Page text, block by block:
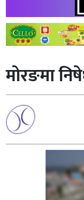
मोरङमा